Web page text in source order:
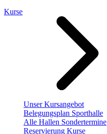
Kurse
Unser Kursangebot
Belegungsplan Sporthalle
Alle Hallen Sondertermine
Reservierung Kurse